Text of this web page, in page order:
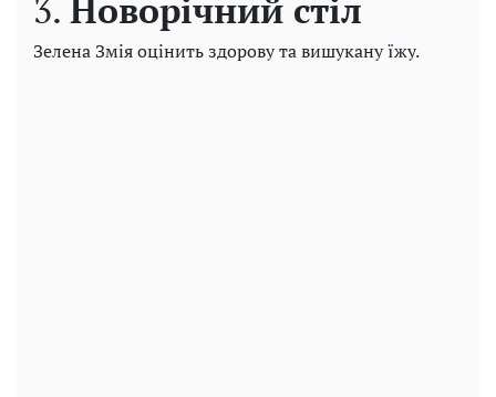
3. Новорічний стіл
Зелена Змія оцінить здорову та вишукану їжу.